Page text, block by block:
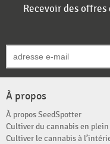
Recevoir des offres
À propos
À propos SeedSpotter
Cultiver du cannabis en
Cultiver le cannabis à